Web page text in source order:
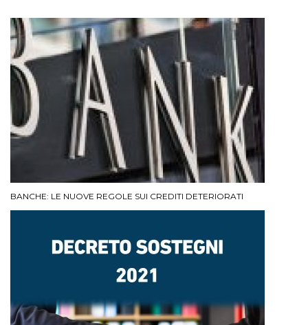
BANCHE: LE NUOVE REGOLE SUI CREDITI DETERIORATI